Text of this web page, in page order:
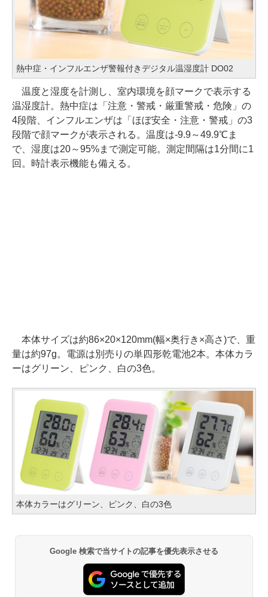
熱中症・インフルエンザ警報付きデジタル温湿度計 DO02
温度と湿度を計測し、室内環境を顔マークで表示する
温湿度計。熱中症は「注意・警戒・厳重警戒・危険」の
4段階、インフルエンザは「ほぼ安全・注意・警戒」の3
段階で顔マークが表示される。温度は-9.9～49.9℃ま
で、湿度は20～95%まで測定可能。測定間隔は1分間に1
回。時計表示機能も備える。
本体サイズは約86×20×120mm(幅×奥行き×高さ)で、重
量は約97g。電源は別売りの単四形乾電池2本。本体カラ
ーはグリーン、ピンク、白の3色。
本体カラーはグリーン、ピンク、白の3色
Google 検索で当サイトの記事を優先表示させる